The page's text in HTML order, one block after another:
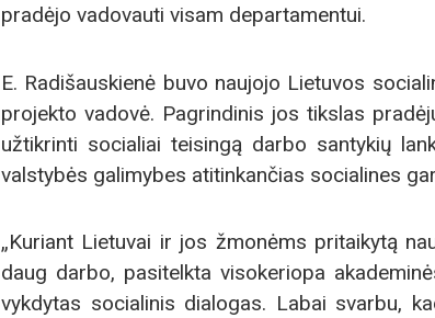
pradėjo vadovauti visam departamentui.
E. Radišauskienė buvo naujojo Lietuvos
projekto vadovė. Pagrindinis jos tikslas
užtikrinti socialiai teisingą darbo santykių
valstybės galimybes atitinkančias socialines
„Kuriant Lietuvai ir jos žmonėms pritaikytą
daug darbo, pasitelkta visokeriopa
vykdytas socialinis dialogas. Labai svarbu,